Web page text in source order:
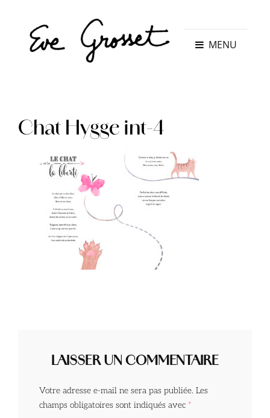
MENU
Chat Hygge int-4
LAISSER UN COMMENTAIRE
Votre adresse e-mail ne sera pas publiée. Les
champs obligatoires sont indiqués avec *